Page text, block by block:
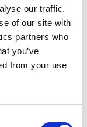
our traffic.
of our site with
partners who
you’ve
from your use